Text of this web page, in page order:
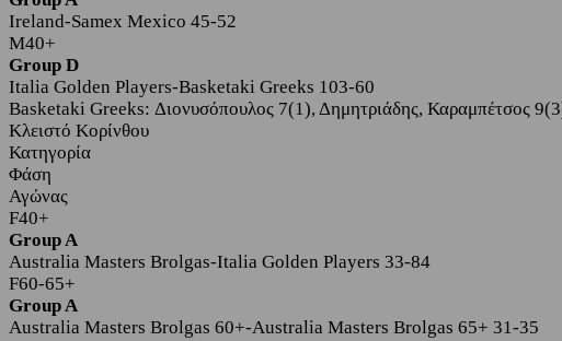
Ireland-Samex Mexico 45-52
M40+
Group D
Italia Golden Players-Basketaki Greeks 103-60
Basketaki Greeks: Διονυσόπουλος 7(1), Δημητριάδης, Καραμπέτσος
Κλειστό Κορίνθου
Κατηγορία
Φάση
Αγώνας
F40+
Group A
Australia Masters Brolgas-Italia Golden Players 33-84
F60-65+
Group A
Australia Masters Brolgas 60+-Australia Masters Brolgas 65+ 31-35